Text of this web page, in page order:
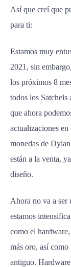
Así que creí que
para ti:
Estamos muy
2021, sin
los próximos 8
todos los
que ahora
actualizaciones en
monedas de
están a la venta,
diseño.
Ahora no va a ser
estamos
como el
más oro, así como
antiguo.